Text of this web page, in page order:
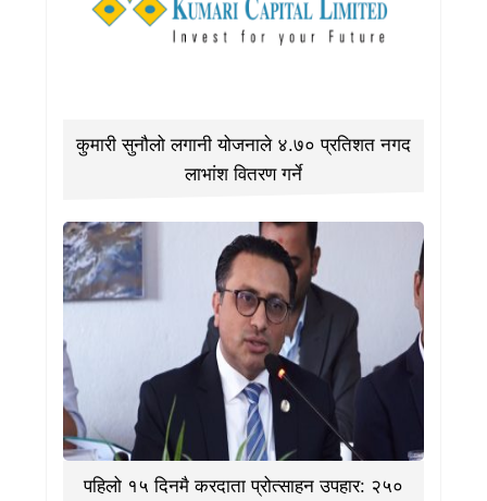
कुमारी सुनौलो लगानी योजनाले ४.७० प्रतिशत नगद
लाभांश वितरण गर्ने
पहिलो १५ दिनमै करदाता प्रोत्साहन उपहार: २५०